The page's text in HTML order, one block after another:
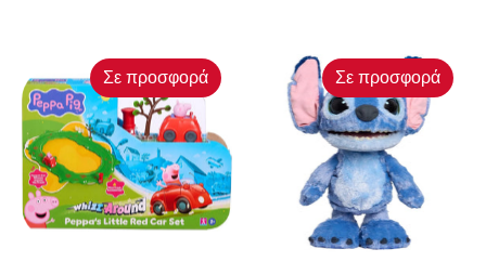
Σε προσφορά Σε προσφορά